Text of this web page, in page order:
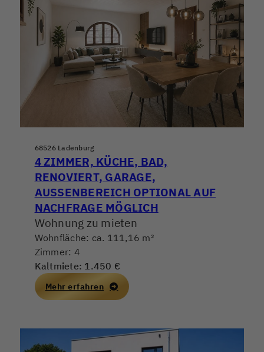
68526 Ladenburg
4 ZIMMER, KÜCHE, BAD,
RENOVIERT, GARAGE,
AUSSENBEREICH OPTIONAL AUF N
ACHFRAGE MÖGLICH
Wohnung zu mieten
Wohnfläche: ca. 111,16 m²
Zimmer: 4
Kaltmiete: 1.450 €
Mehr erfahren